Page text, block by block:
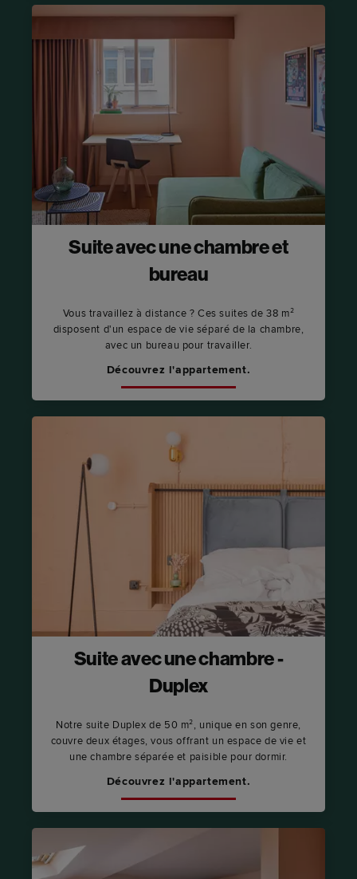
Suite avec une chambre et
bureau
Vous travaillez à distance ? Ces suites de 38 m²
disposent d'un espace de vie séparé de la chambre,
avec un bureau pour travailler.
Découvrez l'appartement.
Suite avec une chambre -
Duplex
Notre suite Duplex de 50 m², unique en son genre,
couvre deux étages, vous offrant un espace de vie et
une chambre séparée et paisible pour dormir.
Découvrez l'appartement.